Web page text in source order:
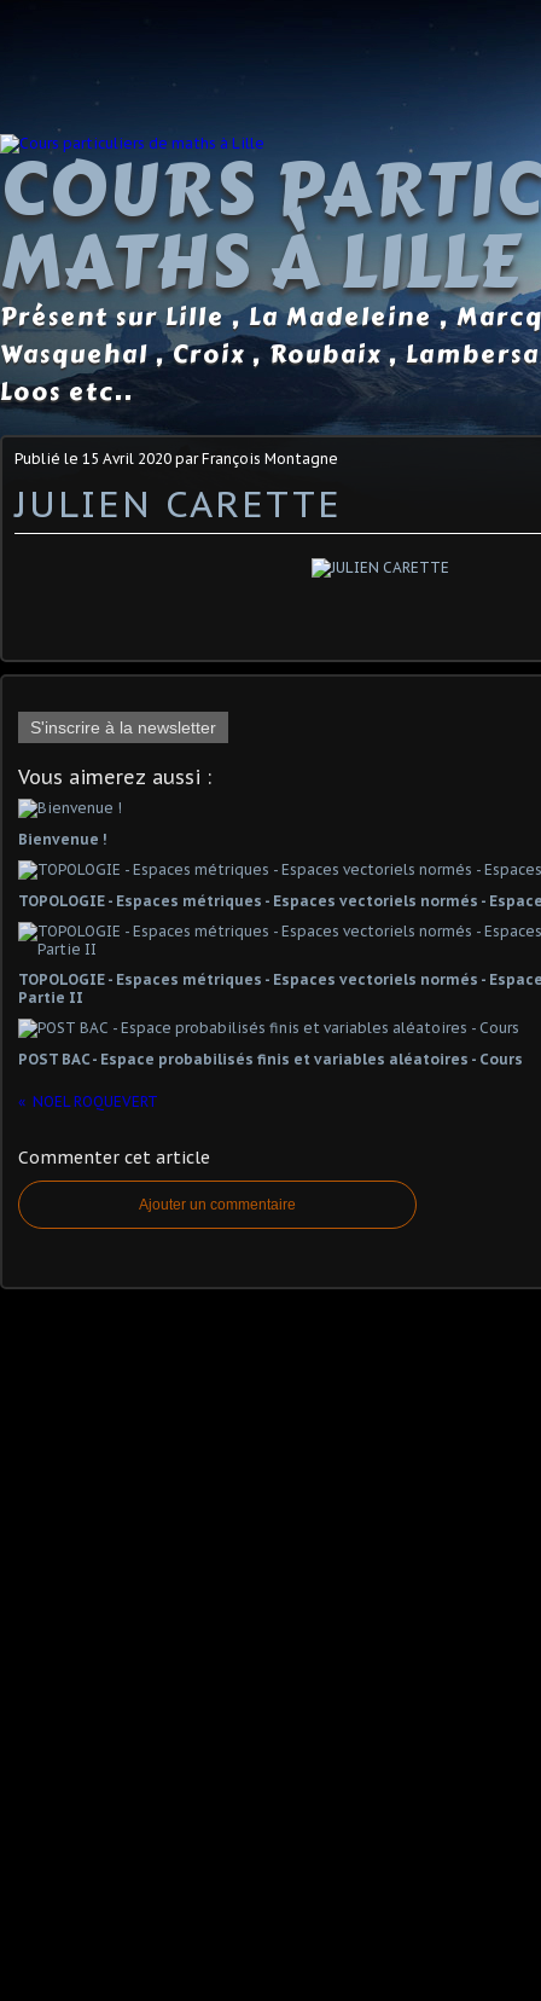
COURS
MATHS À LILLE
Présent sur Lille , La Madeleine ,
Wasquehal , Croix , Roubaix ,
Loos etc..
Publié le 15 Avril 2020 par François Montagne
JULIEN CARETTE
S'inscrire à la newsletter
Vous aimerez aussi :
Bienvenue !
TOPOLOGIE - Espaces métriques - Espaces vectoriels normés -
TOPOLOGIE - Espaces métriques - Espaces vectoriels normés -
Partie II
POST BAC - Espace probabilisés finis et variables aléatoires - Cours
NOEL ROQUEVERT
Commenter cet article
Ajouter un commentaire